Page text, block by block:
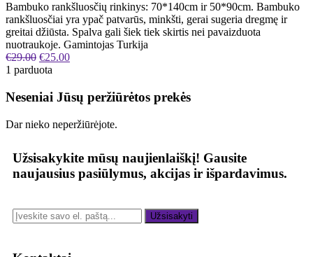
Bambuko rankšluosčių rinkinys: 70*140cm ir 50*90cm. Bambuko
rankšluosčiai yra ypač patvarūs, minkšti, gerai sugeria dregmę ir
greitai džiūsta. Spalva gali šiek tiek skirtis nei pavaizduota
nuotraukoje. Gamintojas Turkija
€29.00 €25.00
1 parduota
Neseniai Jūsų peržiūrėtos prekės
Dar nieko neperžiūrėjote.
Užsisakykite mūsų naujienlaiškį! Gausite
naujausius pasiūlymus, akcijas ir išpardavimus.
Užsisakyti